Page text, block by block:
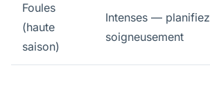
Foules
(haute
saison)
Intenses — planifiez
soigneusement